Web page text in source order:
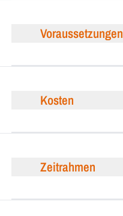
Voraussetzungen
Kosten
Zeitrahmen